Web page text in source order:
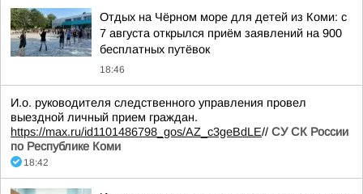
Отдых на Чёрном море для детей из Коми: с
7 августа открылся приём заявлений на 900
бесплатных путёвок
18:46
И.о. руководителя следственного управления провел
выездной личный прием граждан.
https://max.ru/id1101486798_gos/AZ_c3geBdLE// СУ СК России
по Республике Коми
18:42